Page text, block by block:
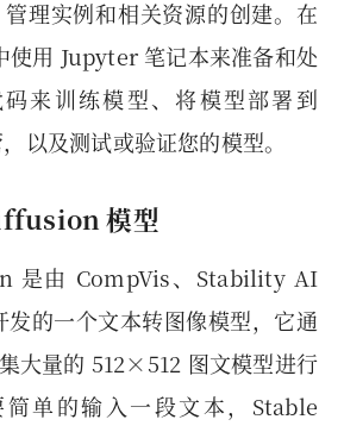
理实例和相关资源的创建。在
使用 Jupyter 笔记本来准备和处
来训练模型、将模型部署到
以及测试或验证您的模型。
模型
是由 CompVis、Stability AI
的一个文本转图像模型，它通
大量的 512×512 图文模型进行
单的输入一段文本，Stable